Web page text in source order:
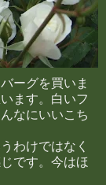
ーグを買いま
ます。白いフ
なにいいこち
わけではなく
です。今はほ